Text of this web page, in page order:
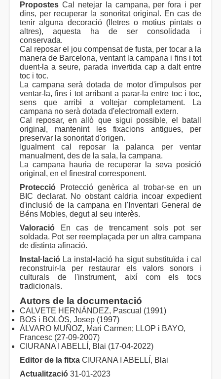
Propostes Cal netejar la campana, per fora i per
dins, per recuperar la sonoritat original. En cas de
tenir alguna decoració (lletres o motius pintats o
altres), aquesta ha de ser consolidada i
conservada.
Cal reposar el jou compensat de fusta, per tocar a la
manera de Barcelona, ventant la campana i fins i tot
duent-la a seure, parada invertida cap a dalt entre
toc i toc.
La campana serà dotada de motor d'impulsos per
ventar-la, fins i tot arribant a parar-la entre toc i toc,
sens que arribi a voltejar completament. La
campana no serà dotada d'electromall extern.
Cal reposar, en allò que sigui possible, el batall
original, mantenint les fixacions antigues, per
preservar la sonoritat d'origen.
Igualment cal reposar la palanca per ventar
manualment, des de la sala, la campana.
La campana hauria de recuperar la seva posició
original, en el finestral corresponent.
Protecció Protecció genèrica al trobar-se en un
BIC declarat. No obstant caldria incoar expedient
d'inclusió de la campana en l'Inventari General de
Béns Mobles, degut al seu interès.
Valoració En cas de trencament sols pot ser
soldada. Pot ser reemplaçada per un altra campana
de distinta afinació.
Instal·lació La instal•lació ha sigut substituïda i cal
reconstruir-la per restaurar els valors sonors i
culturals de l'instrument, així com els tocs
tradicionals.
Autors de la documentació
CALVETE HERNÁNDEZ, Pascual (1991)
BOS i BOLÓS, Josep (1997)
ÁLVARO MUÑOZ, Mari Carmen; LLOP i BAYO,
Francesc (27-09-2007)
CIURANA I ABELLÍ, Blai (17-04-2022)
Editor de la fitxa CIURANA I ABELLÍ, Blai
Actualització 31-01-2023